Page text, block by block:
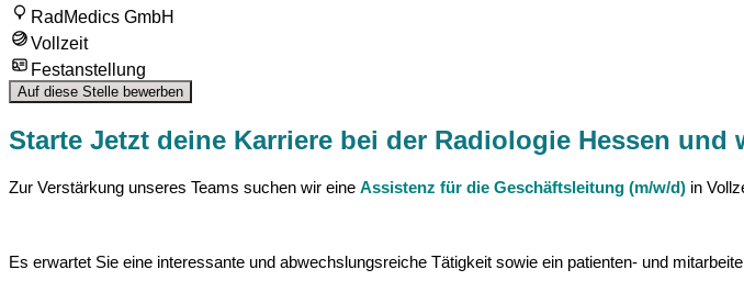
RadMedics GmbH
Vollzeit
Festanstellung
Auf diese Stelle bewerben
Starte Jetzt deine Karriere bei der Radiologie Hessen und
Zur Verstärkung unseres Teams suchen wir eine Assistenz für die Geschäftsleitung (m/w/d) in
Es erwartet Sie eine interessante und abwechslungsreiche Tätigkeit sowie ein patienten- und